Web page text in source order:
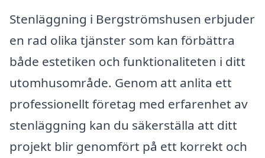
Stenläggning i Bergströmshusen erbjuder
en rad olika tjänster som kan förbättra
både estetiken och funktionaliteten i ditt
utomhusområde. Genom att anlita ett
professionellt företag med erfarenhet av
stenläggning kan du säkerställa att ditt
projekt blir genomfört på ett korrekt och